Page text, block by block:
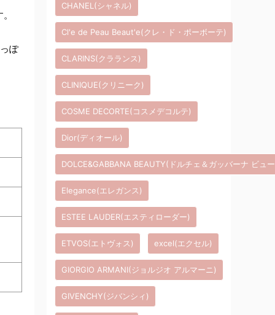
ぽ
CHANEL(シャネル)
Cl'e de Peau Beaut'e(クレ・ド・ポーボーテ)
CLARINS(クラランス)
CLINIQUE(クリニーク)
COSME DECORTE(コスメデコルテ)
Dior(ディオール)
DOLCE&GABBANA BEAUTY(ドルチェ＆ガッバーナ ビュ
Elegance(エレガンス)
ESTEE LAUDER(エスティローダー)
ETVOS(エトヴォス) excel(エクセル)
GIORGIO ARMANI(ジョルジオ アルマーニ)
GIVENCHY(ジバンシィ)